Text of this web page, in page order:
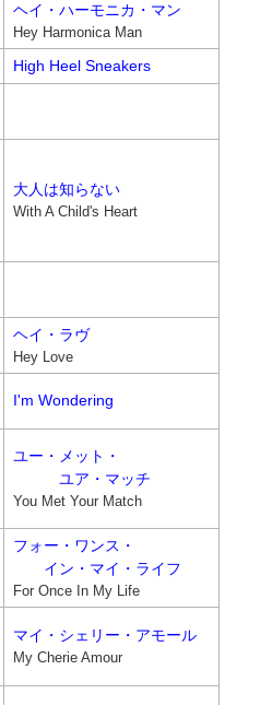
ヘイ・ハーモニカ・マン
Hey Harmonica Man
High Heel Sneakers
大人は知らない
With A Child's Heart
ヘイ・ラヴ
Hey Love
I'm Wondering
ユー・メット・
ユア・マッチ
You Met Your Match
フォー・ワンス・
イン・マイ・ライフ
For Once In My Life
マイ・シェリー・アモール
My Cherie Amour